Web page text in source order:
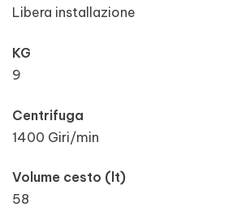
Libera installazione
KG
9
Centrifuga
1400 Giri/min
Volume cesto (lt)
58